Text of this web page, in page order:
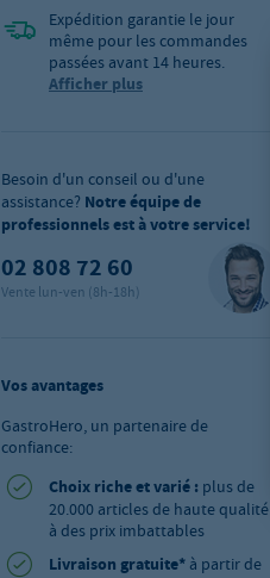
Expédition garantie le jour
même pour les commandes
passées avant 14 heures.
Afficher plus
Besoin d'un conseil ou d'une
assistance? Notre équipe de
professionnels est à votre service!
02 808 72 60
Vente lun-ven (8h-18h)
Vos avantages
GastroHero, un partenaire de
confiance:
Choix riche et varié : plus de
20.000 articles de haute qualité
à des prix imbattables
Livraison gratuite* à partir de